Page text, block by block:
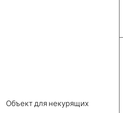
Объект для некурящих